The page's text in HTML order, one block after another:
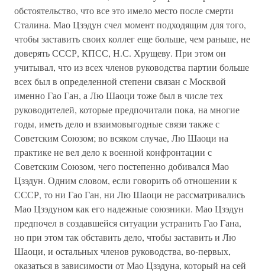
обстоятельство, что все это имело место после смерти
Сталина. Мао Цзэдун счел момент подходящим для того,
чтобы заставить своих коллег еще больше, чем раньше, не
доверять СССР, КПСС, Н.С. Хрущеву. При этом он
учитывал, что из всех членов руководства партии больше
всех был в определенной степени связан с Москвой
именно Гао Ган, а Лю Шаоци тоже был в числе тех
руководителей, которые предпочитали пока, на многие
годы, иметь дело и взаимовыгодные связи также с
Советским Союзом; во всяком случае, Лю Шаоци на
практике не вел дело к военной конфронтации с
Советским Союзом, чего постепенно добивался Мао
Цзэдун. Одним словом, если говорить об отношении к
СССР, то ни Гао Ган, ни Лю Шаоци не рассматривались
Мао Цзэдуном как его надежные союзники. Мао Цзэдун
предпочел в создавшейся ситуации устранить Гао Гана,
но при этом так обставить дело, чтобы заставить и Лю
Шаоци, и остальных членов руководства, во-первых,
оказаться в зависимости от Мао Цзэдуна, который на сей